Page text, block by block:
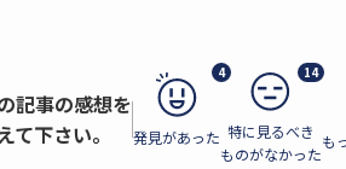
記事の感想を
て下さい。
4
発見があった
14
特に見るべき
ものがなかった
も